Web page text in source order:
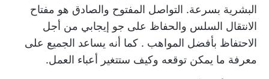
البشرية بسرعة. التواصل المفتوح والصادق هو مفتاح
الانتقال السلس والحفاظ على جو إيجابي من أجل
الاحتفاظ بأفضل المواهب . كما أنه يساعد الجميع على
معرفة ما يمكن توقعه وكيف ستتغير أعباء العمل.